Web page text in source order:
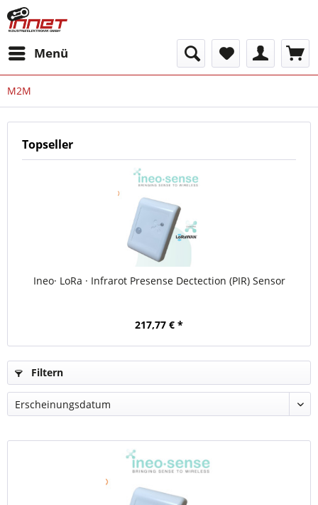
Menü
M2M
Topseller
Ineo· LoRa · Infrarot Presense Dectection (PIR) Sensor
217,77 € *
Filtern